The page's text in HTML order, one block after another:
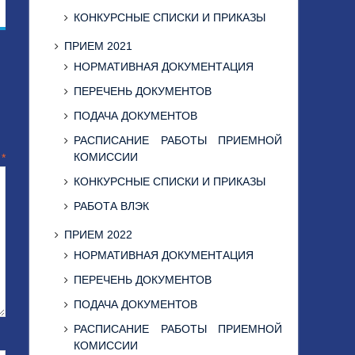
*
КОНКУРСНЫЕ СПИСКИ И ПРИКАЗЫ
ПРИЕМ 2021
НОРМАТИВНАЯ ДОКУМЕНТАЦИЯ
ПЕРЕЧЕНЬ ДОКУМЕНТОВ
ПОДАЧА ДОКУМЕНТОВ
РАСПИСАНИЕ РАБОТЫ ПРИЕМНОЙ
КОМИССИИ
КОНКУРСНЫЕ СПИСКИ И ПРИКАЗЫ
РАБОТА ВЛЭК
ПРИЕМ 2022
НОРМАТИВНАЯ ДОКУМЕНТАЦИЯ
ПЕРЕЧЕНЬ ДОКУМЕНТОВ
ПОДАЧА ДОКУМЕНТОВ
РАСПИСАНИЕ РАБОТЫ ПРИЕМНОЙ
КОМИССИИ